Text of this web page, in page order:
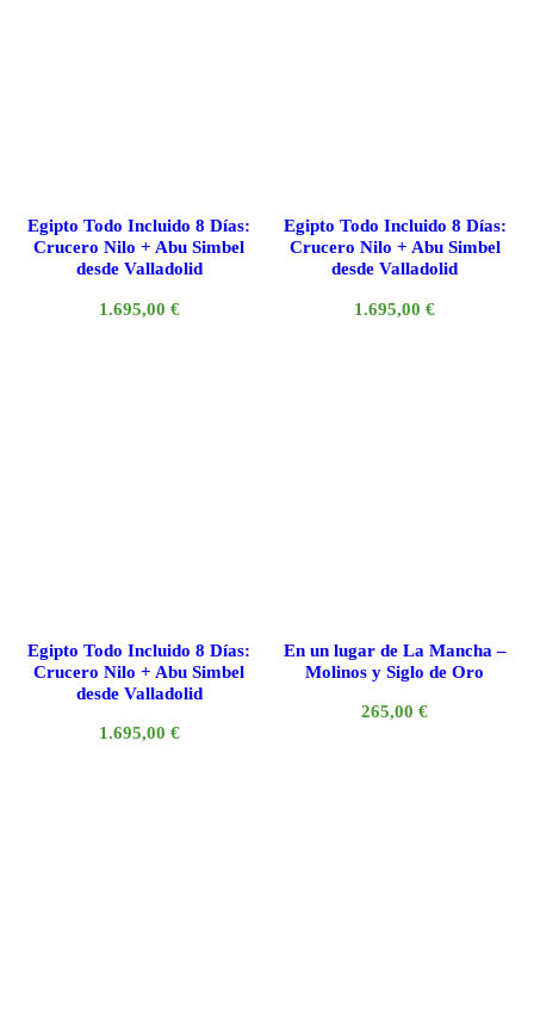
Egipto Todo Incluido 8 Días:
Crucero Nilo + Abu Simbel
desde Valladolid
1.695,00 €
Egipto Todo Incluido 8 Días:
Crucero Nilo + Abu Simbel
desde Valladolid
1.695,00€
Egipto Todo Incluido 8 Días:
Crucero Nilo + Abu Simbel
desde Valladolid
1.695,00 €
En un lugar de La Mancha –
Molinos y Siglo de Oro
265,00€